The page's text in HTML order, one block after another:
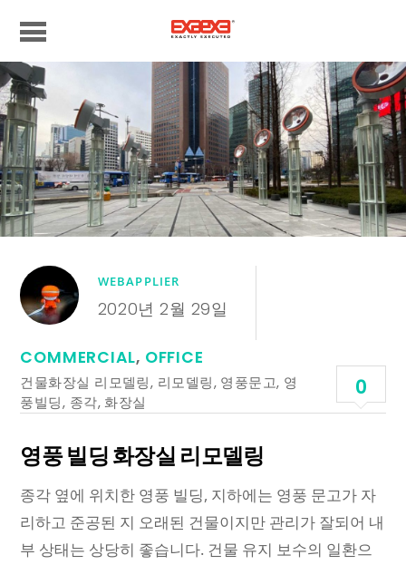
WEBAPPLIER
2020년 2월 29일
COMMERCIAL, OFFICE
건물화장실 리모델링, 리모델링, 영풍문고, 영
풍빌딩, 종각, 화장실
0
영풍 빌딩 화장실 리모델링
종각 옆에 위치한 영풍 빌딩, 지하에는 영풍 문고가 자
리하고 준공된 지 오래된 건물이지만 관리가 잘되어 내
부 상태는 상당히 좋습니다. 건물 유지 보수의 일환으